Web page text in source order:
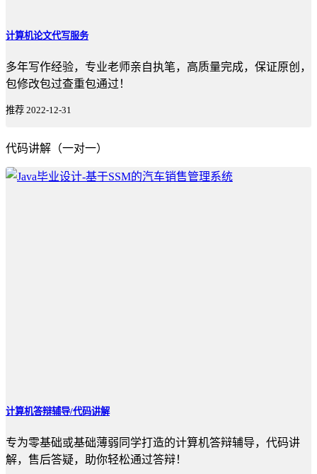
计算机论文代写服务
多年写作经验，专业老师亲自执笔，高质量完成，保证原创，
包修改包过查重包通过！
推荐 2022-12-31
代码讲解（一对一）
计算机答辩辅导/代码讲解
专为零基础或基础薄弱同学打造的计算机答辩辅导，代码讲
解，售后答疑，助你轻松通过答辩！